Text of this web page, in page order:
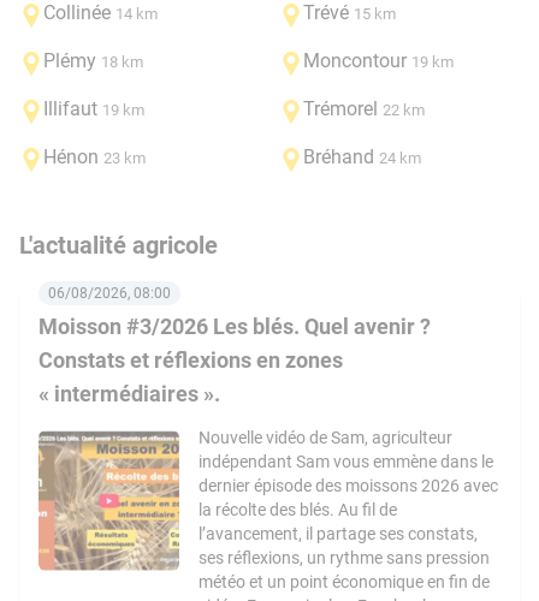
Collinée 14 km Trévé 15 km
Plémy 18 km Moncontour 19 km
Illifaut 19 km Trémorel 22 km
Hénon 23 km Bréhand 24 km
L'actualité agricole
Moisson #3/2026 Les blés. Quel avenir ?
Constats et réflexions en zones
« intermédiaires ».
06/08/2026, 08:00
Nouvelle vidéo de Sam, agriculteur
indépendant Sam vous emmène dans le
dernier épisode des moissons 2026 avec
la récolte des blés. Au fil de
l’avancement, il partage ses constats,
ses réflexions, un rythme sans pression
météo et un point économique en fin de